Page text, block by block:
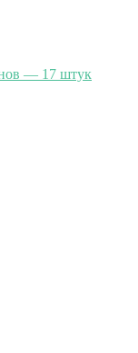
— 17 штук